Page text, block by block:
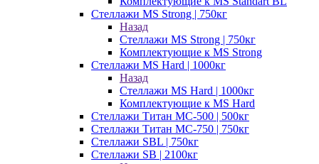
Стеллажи MS Strong | 750кг
Назад
Стеллажи MS Strong | 750кг
Комплектующие к MS Strong
Стеллажи MS Hard | 1000кг
Назад
Стеллажи MS Hard | 1000кг
Комплектующие к MS Hard
Стеллажи Титан МС-500 | 500кг
Стеллажи Титан МС-750 | 750кг
Стеллажи SBL | 750кг
Стеллажи SB | 2100кг